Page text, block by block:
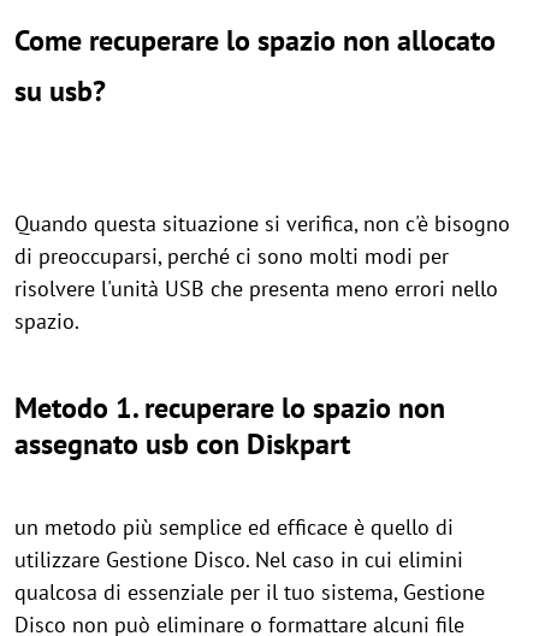
Come recuperare lo spazio non allocato
su usb?
Quando questa situazione si verifica, non c'è bisogno
di preoccuparsi, perché ci sono molti modi per
risolvere l'unità USB che presenta meno errori nello
spazio.
Metodo 1. recuperare lo spazio non
assegnato usb con Diskpart
un metodo più semplice ed efficace è quello di
utilizzare Gestione Disco. Nel caso in cui elimini
qualcosa di essenziale per il tuo sistema, Gestione
Disco non può eliminare o formattare alcuni file